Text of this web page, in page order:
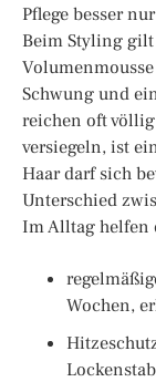
Pflege besser
Beim Styling
Schwung und
reichen oft
versiegeln, ist
Haar darf sich
Unterschied
Im Alltag helfen
Wochen,